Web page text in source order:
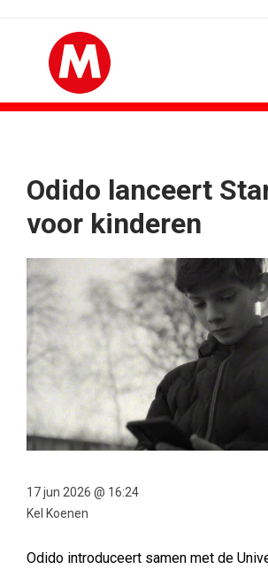
Odido lanceert
voor kinderen
17 jun 2026 @ 16:24
Kel Koenen
Odido introduceert samen met de